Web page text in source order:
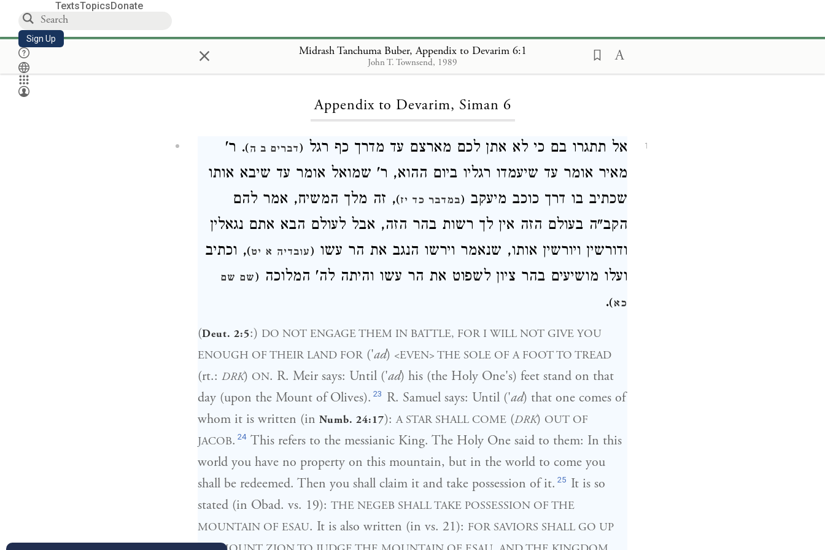
TextsTopicsDonate
Sign Up × Midrash Tanchuma Buber, Appendix to Devarim 6:1
John T. Townsend, 1989
Loading...
Appendix to Devarim, Siman 6
1 אל תתגרו בם כי לא אתן לכם מארצם עד מדרך כף רגל (דברים ב ה). ר'
מאיר אומר עד שיעמדו רגליו ביום ההוא, ר' שמואל אומר עד שיבא אותו
שכתיב בו דרך כוכב מיעקב (במדבר כד יז), זה מלך המשיח, אמר להם
הקב"ה בעולם הזה אין לך רשות בהר הזה, אבל לעולם הבא אתם נגאלין
ודורשין ויורשין אותו, שנאמר וירשו הנגב את הר עשו (עובדיה א יט), וכתיב
ועלו מושיעים בהר ציון לשפוט את הר עשו והיתה לה' המלוכה (שם שם
כא)
.
(Deut. 2:5:) DO NOT ENGAGE THEM IN BATTLE, FOR I WILL NOT GIVE YOU
ENOUGH OF THEIR LAND FOR ('ad) <EVEN> THE SOLE OF A FOOT TO TREAD
(rt.: DRK) ON. R. Meir says: Until ('ad) his (the Holy One's) feet stand on that
day (upon the Mount of Olives). 23 R. Samuel says: Until ('ad) that one comes of
whom it is written (in Numb. 24:17):A STAR SHALL COME (DRK) OUT OF
JACOB. 24 This refers to the messianic King. The Holy One said to them: In this
world you have no property on this mountain, but in the world to come you
shall be redeemed. Then you shall claim it and take possession of it. 25 It is so
stated (in Obad. vs. 19): THE NEGEB SHALL TAKE POSSESSION OF THE
MOUNTAIN OF ESAU. It is also written (in vs. 21): FOR SAVIORS SHALL GO UP